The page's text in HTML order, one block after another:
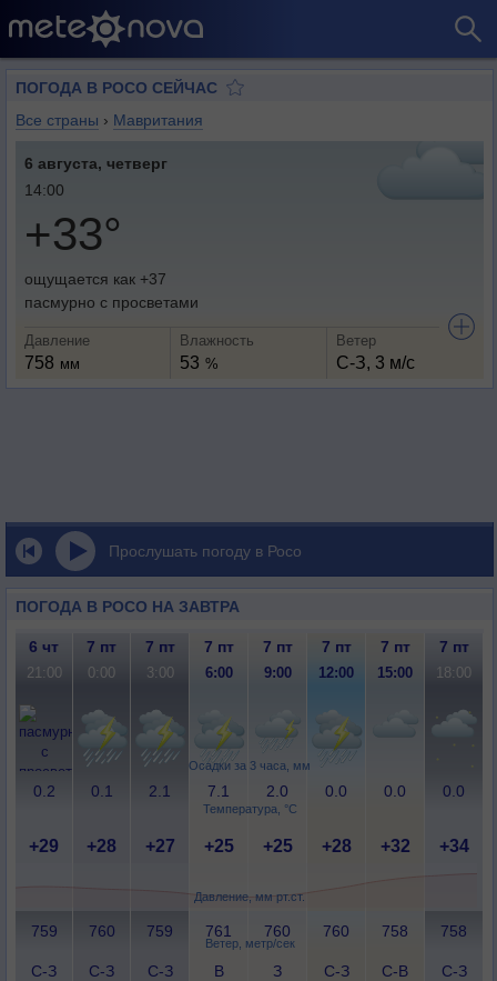
ПОГОДА В РОСО СЕЙЧАС
Все страны › Мавритания
6 августа, четверг
14:00
+33°
ощущается как +37
пасмурно с просветами
Давление
758 мм
Влажность
53 %
Ветер
С-З, 3 м/с
Прослушать погоду в Росо
ПОГОДА В РОСО НА ЗАВТРА
Осадки за 3 часа, мм
Температура, °C
Давление, мм рт.ст.
Ветер, метр/сек
6 чт 7 пт 7 пт 7 пт 7 пт 7 пт 7 пт 7 пт
21:00 0:00 3:00 6:00 9:00 12:00 15:00 18:00
0.2 0.1 2.1 7.1 2.0 0.0 0.0 0.0
+29 +28 +27 +25 +25 +28 +32 +34
759 760 759 761 760 760 758 758
С-З
С-З
С-З
В
З
С-З
С-В
С-З